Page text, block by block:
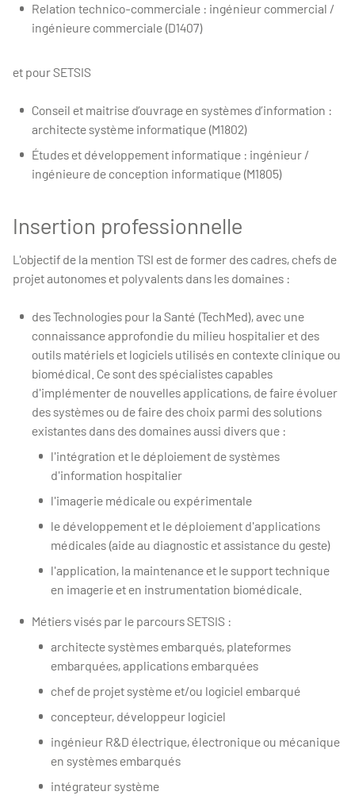
Relation technico-commerciale : ingénieur commercial /
ingénieure commerciale (D1407)
et pour SETSIS
Conseil et maitrise d’ouvrage en systèmes d’information :
architecte système informatique (M1802)
Études et développement informatique : ingénieur /
ingénieure de conception informatique (M1805)
Insertion professionnelle
L'objectif de la mention TSI est de former des cadres, chefs de
projet autonomes et polyvalents dans les domaines :
des Technologies pour la Santé (TechMed), avec une
connaissance approfondie du milieu hospitalier et des
outils matériels et logiciels utilisés en contexte clinique ou
biomédical. Ce sont des spécialistes capables
d'implémenter de nouvelles applications, de faire évoluer
des systèmes ou de faire des choix parmi des solutions
existantes dans des domaines aussi divers que :
l'intégration et le déploiement de systèmes
d'information hospitalier
l'imagerie médicale ou expérimentale
le développement et le déploiement d'applications
médicales (aide au diagnostic et assistance du geste)
l'application, la maintenance et le support technique
en imagerie et en instrumentation biomédicale.
Métiers visés par le parcours SETSIS :
architecte systèmes embarqués, plateformes
embarquées, applications embarquées
chef de projet système et/ou logiciel embarqué
concepteur, développeur logiciel
ingénieur R&D électrique, électronique ou mécanique
en systèmes embarqués
intégrateur système